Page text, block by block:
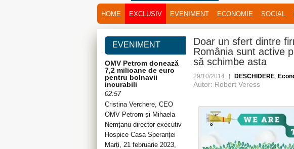
HOME EXCLUSIV EVENIMENT ECONOMIE SOCIAL
Doar un sfert dintre
România sunt active
să schimbe asta
29/10/2014 DESCHIDERE,
Autor: Robert Veress
EVENIMENT
OMV Petrom donează
7,2 milioane de euro
pentru bolnavii
incurabili
02:57
Cristina Verchere, CEO
OMV Petrom și Mihaela
Nemțanu director executiv
Hospice Casa Speranței
Marți, 21 februarie 2023,